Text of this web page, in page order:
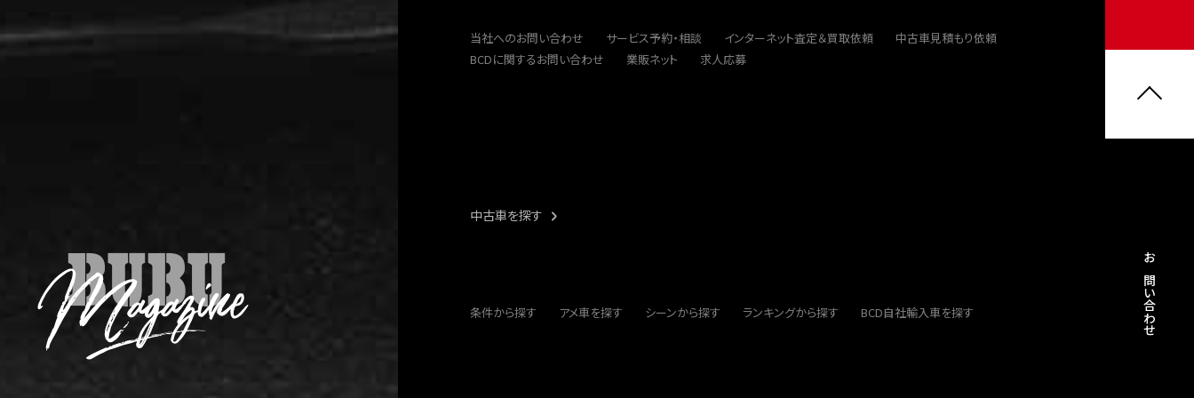
お問い合わせ
当社へのお問い合わせ サービス予約・相談 インターネット査定＆買取依頼
中古車見積もり依頼
BCDに関するお問い合わせ
業販ネット 求人応募
中古車を探す
条件から探す アメ車を探す シーンから探す ランキングから探す BCD自社輸入車を探す